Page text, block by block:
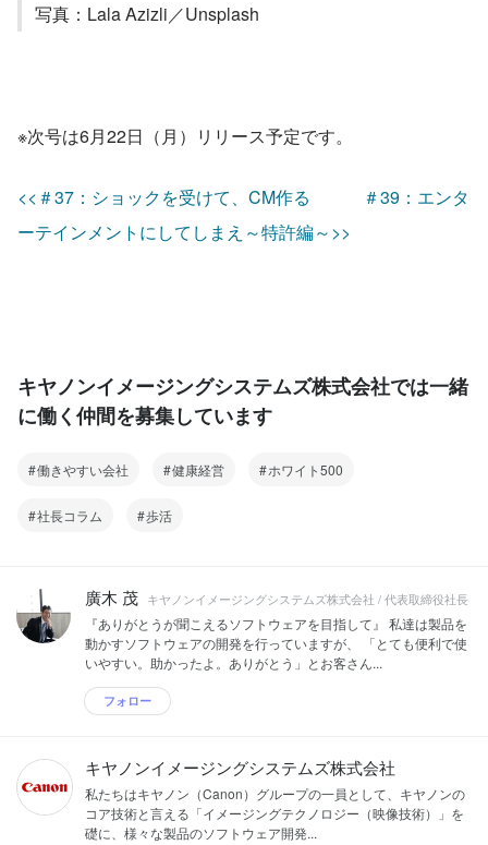
写真：Lala Azizli／Unsplash
※次号は6月22日（月）リリース予定です。
<<＃37：ショックを受けて、CM作る
＃39：エンタ
ーテインメントにしてしまえ～特許編～>>
キヤノンイメージングシステムズ株式会社では一緒
に働く仲間を募集しています
働きやすい会社 健康経営 ホワイト500
社長コラム 歩活
廣木 茂 キヤノンイメージングシステムズ株式会社 / 代表取締役社長
『ありがとうが聞こえるソフトウェアを目指して』 私達は製品を
動かすソフトウェアの開発を行っていますが、 「とても便利で使
いやすい。助かったよ。ありがとう」とお客さん...
フォロー
キヤノンイメージングシステムズ株式会社
私たちはキヤノン（Canon）グループの一員として、キヤノンの
コア技術と言える「イメージングテクノロジー（映像技術）」を
礎に、様々な製品のソフトウェア開発...